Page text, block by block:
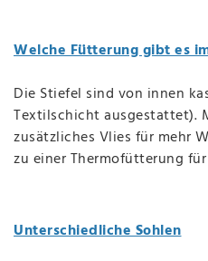
Welche Fütterung gibt es
Die Stiefel sind von innen
Textilschicht ausgestattet).
zusätzliches Vlies für mehr
zu einer Thermofütterung
Unterschiedliche Sohlen